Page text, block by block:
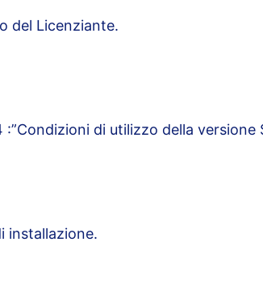
del Licenziante.
di utilizzo della versione
installazione.